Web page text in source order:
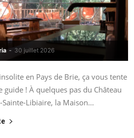
- 30 juillet 2026
en Pays de Brie, ça vous tente
guide ! À quelques pas du Château
Sainte-Libiaire, la Maison...